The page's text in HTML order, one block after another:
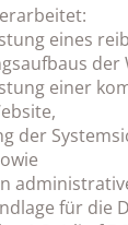
eines
der
einer
der
für die